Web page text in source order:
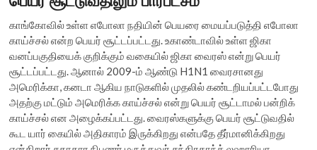
காங்கோவில் உள்ள எபோலா நதியின் பெயரை மையப்படுத்தி எபோலா
காய்ச்சல் என்ற பெயர் சூட்டப்பட்டது. உகாண்டாவில் உள்ள ஜிகா
வனப்பகுதியைக் குறிக்கும் வகையில் ஜிகா வைரஸ் என்று பெயர்
சூட்டப்பட்டது. ஆனால் 2009-ம் ஆண்டு H1N1 வைரசானது
அமெரிக்கா, கனடா ஆகிய நாடுகளில் முதலில் கண்டறியப்பட்டபோது
அதற்கு மட்டும் அமெரிக்க காய்ச்சல் என்று பெயர் சூட்டாமல் பன்றிக்
காய்ச்சல் என அழைக்கப்பட்டது. வைரஸ்களுக்கு பெயர் சூட்டுவதில்
கூட யார் கையில் அதிகாரம் இருக்கிறது என்பதே தீர்மானிக்கிறது